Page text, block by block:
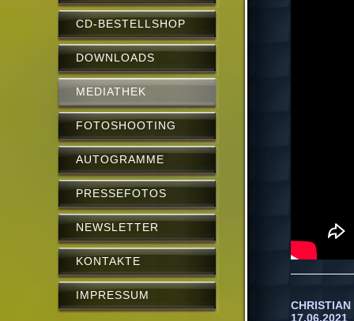
17.06.2021
CD-BESTELLSHOP
DOWNLOADS
MEDIATHEK
FOTOSHOOTING
AUTOGRAMME
PRESSEFOTOS
NEWSLETTER
KONTAKTE
IMPRESSUM